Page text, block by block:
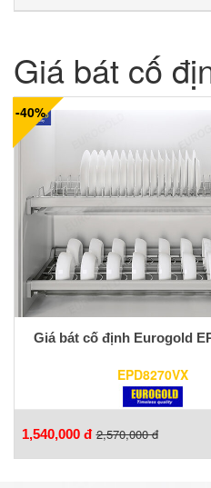
Giá bát cố
-40%
Giá bát cố định Eurogold
EPD8270VX
1,540,000 đ 2,570,000 đ